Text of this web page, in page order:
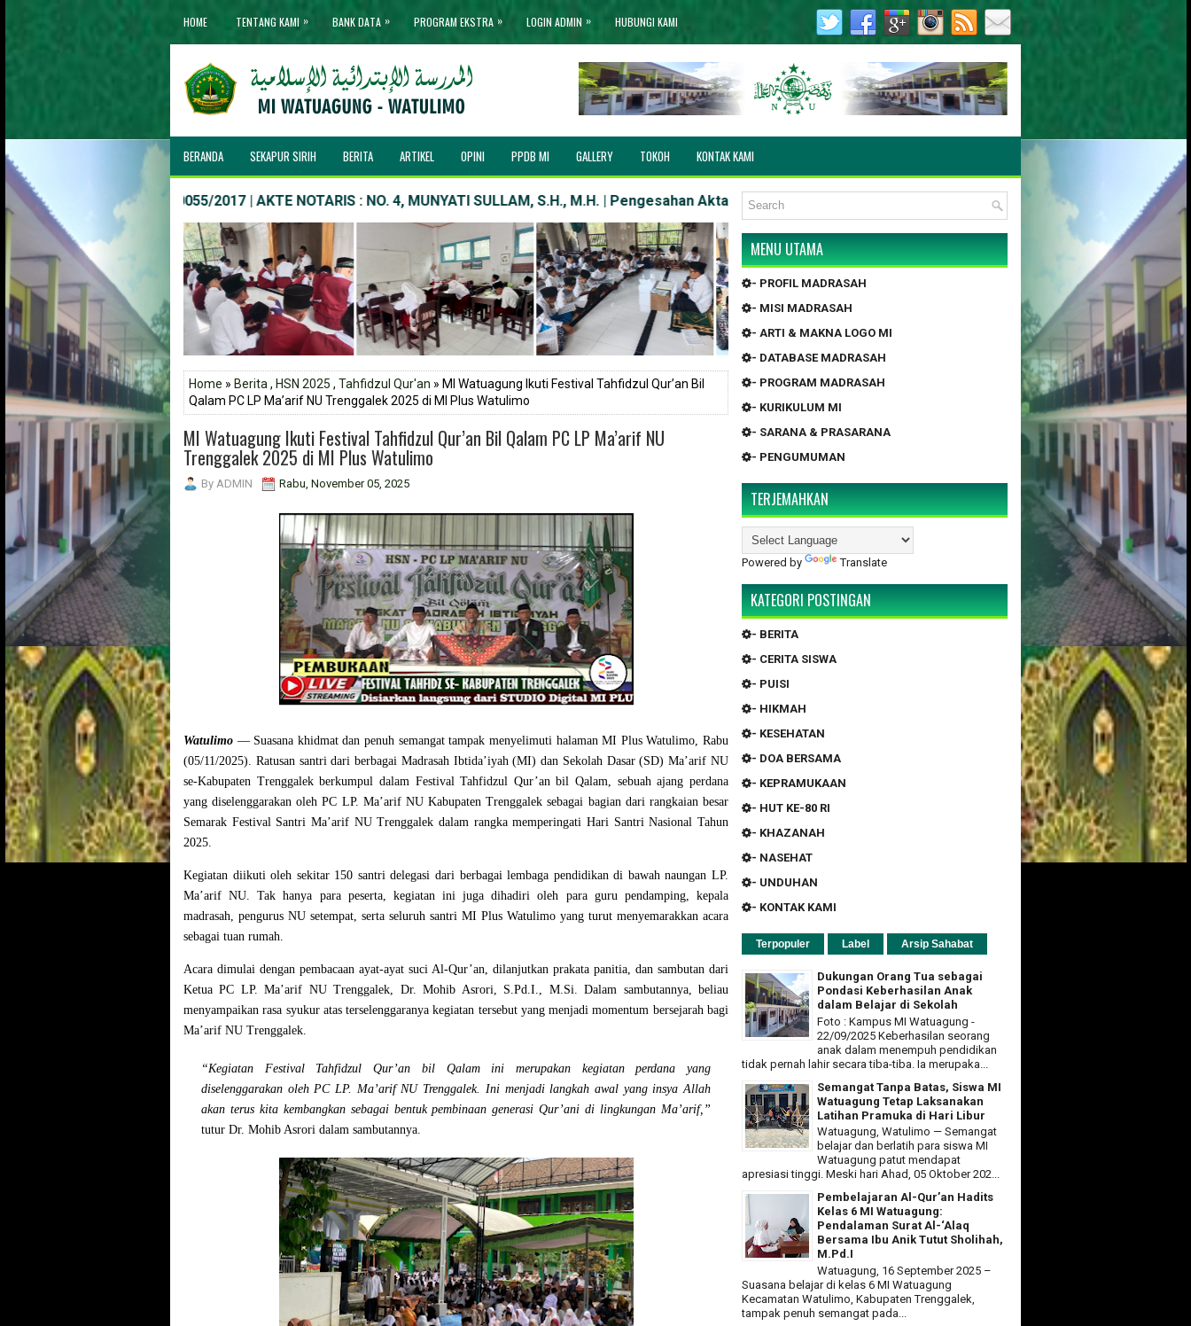
HOME TENTANG KAMI » BANK DATA » PROGRAM EKSTRA » LOGIN ADMIN » HUBUNGI KAMI
BERANDA SEKAPUR SIRIH BERITA ARTIKEL OPINI PPDB MI GALLERY TOKOH KONTAK KAMI
IJOB NO. : MIS/03.0055/2017 | AKTE NOTARIS : NO. 4, MUNYATI SULLAM, S.H., M.H. | Pengesahan Akta Notaris : AHU-119.AH.01.08.TAHUN 2013 / 26 JUNI 2013 | Tanggal Pendirian :
Home » Berita , HSN 2025 , Tahfidzul Qur'an » MI Watuagung Ikuti Festival Tahfidzul Qur’an Bil
Qalam PC LP Ma’arif NU Trenggalek 2025 di MI Plus Watulimo
MI Watuagung Ikuti Festival Tahfidzul Qur’an Bil Qalam PC LP Ma’arif NU
Trenggalek 2025 di MI Plus Watulimo
By ADMIN Rabu, November 05, 2025
Watulimo — Suasana khidmat dan penuh semangat tampak menyelimuti halamanMI Plus Watulimo, Rabu
(05/11/2025). Ratusan santri dari berbagai Madrasah Ibtida’iyah (MI) dan Sekolah Dasar (SD) Ma’arif NU
se-Kabupaten Trenggalek berkumpul dalam Festival Tahfidzul Qur’an bil Qalam, sebuah ajang perdana
yang diselenggarakan olehPC LP. Ma’arif NU Kabupaten Trenggalek sebagai bagian dari rangkaian besar
Semarak Festival Santri Ma’arif NU Trenggalek dalam rangka memperingati Hari Santri Nasional Tahun
2025.
Kegiatan diikuti oleh sekitar 150 santri delegasi dari berbagai lembaga pendidikan di bawah naungan LP.
Ma’arif NU. Tak hanya para peserta, kegiatan ini juga dihadiri oleh para guru pendamping, kepala
madrasah, pengurus NU setempat, serta seluruh santri MI Plus Watulimo yang turut menyemarakkan acara
sebagai tuan rumah.
Acara dimulai dengan pembacaan ayat-ayat suci Al-Qur’an, dilanjutkan prakata panitia, dan sambutan dari
Ketua PC LP. Ma’arif NU Trenggalek, Dr. Mohib Asrori, S.Pd.I., M.Si. Dalam sambutannya, beliau
menyampaikan rasa syukur atas terselenggaranya kegiatan tersebut yang menjadi momentum bersejarah bagi
Ma’arif NU Trenggalek.
“Kegiatan Festival Tahfidzul Qur’an bil Qalam ini merupakan kegiatan perdana yang
diselenggarakan oleh PC LP. Ma’arif NU Trenggalek. Ini menjadi langkah awal yang insya Allah
akan terus kita kembangkan sebagai bentuk pembinaan generasi Qur’ani di lingkungan Ma’arif,”
tutur Dr. Mohib Asrori dalam sambutannya.
MENU UTAMA
- PROFIL MADRASAH
- MISI MADRASAH
- ARTI & MAKNA LOGO MI
- DATABASE MADRASAH
- PROGRAM MADRASAH
- KURIKULUM MI
- SARANA & PRASARANA
- PENGUMUMAN
TERJEMAHKAN
Powered by Translate
KATEGORI POSTINGAN
- BERITA
- CERITA SISWA
- PUISI
- HIKMAH
- KESEHATAN
- DOA BERSAMA
- KEPRAMUKAAN
- HUT KE-80 RI
- KHAZANAH
- NASEHAT
- UNDUHAN
- KONTAK KAMI
Terpopuler Label Arsip Sahabat
Dukungan Orang Tua sebagai
Pondasi Keberhasilan Anak
dalam Belajar di Sekolah
Foto : Kampus MI Watuagung -
22/09/2025 Keberhasilan seorang
anak dalam menempuh pendidikan
tidak pernah lahir secara tiba-tiba. Ia merupaka...
Semangat Tanpa Batas, Siswa MI
Watuagung Tetap Laksanakan
Latihan Pramuka di Hari Libur
Watuagung, Watulimo — Semangat
belajar dan berlatih para siswa MI
Watuagung patut mendapat
apresiasi tinggi. Meski hari Ahad, 05 Oktober 202...
Pembelajaran Al-Qur’an Hadits
Kelas 6 MI Watuagung:
Pendalaman Surat Al-‘Alaq
Bersama Ibu Anik Tutut Sholihah,
M.Pd.I
Watuagung, 16 September 2025 –
Suasana belajar di kelas 6 MI Watuagung
Kecamatan Watulimo, Kabupaten Trenggalek,
tampak penuh semangat pada...